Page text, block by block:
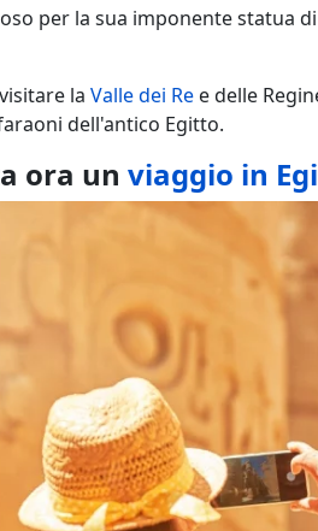
per la sua imponente statua
la Valle dei Re e delle
dell'antico Egitto.
ora un viaggio in